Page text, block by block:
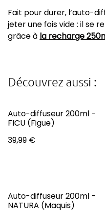
Fait pour durer, l’auto-
jeter une fois vide : il se
grâce à la recharge
Découvrez aussi :
Auto-diffuseur 200ml -
FICU (Figue)
39,99 €
Auto-diffuseur 200ml -
NATURA (Maquis)